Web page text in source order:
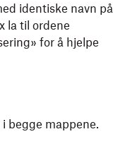
identiske navn på
la til ordene
for å hjelpe
begge mappene.